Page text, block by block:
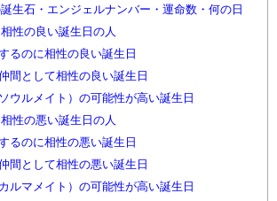
生石・エンジェルナンバー・運命数・何の日
性の良い誕生日の人
るのに相性の良い誕生日
間として相性の良い誕生日
ウルメイト）の可能性が高い誕生日
性の悪い誕生日の人
るのに相性の悪い誕生日
間として相性の悪い誕生日
ルマメイト）の可能性が高い誕生日